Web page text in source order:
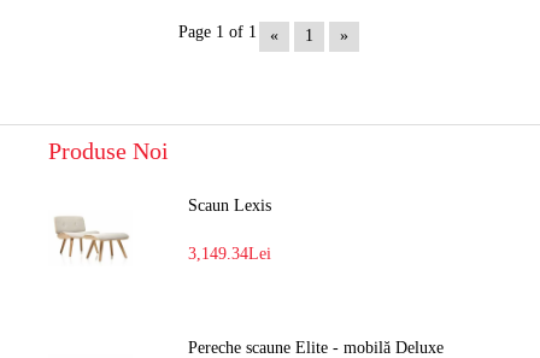
Page 1 of 1 « 1 »
Produse Noi
Scaun Lexis
3,149.34Lei
Pereche scaune Elite - mobilă Deluxe